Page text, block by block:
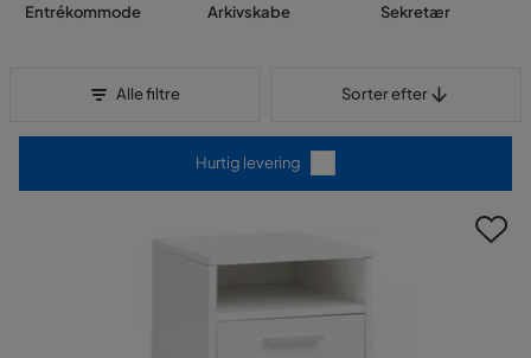
Entrékommode Arkivskabe Sekretær
Alle filtre Sorter efter
Hurtig levering